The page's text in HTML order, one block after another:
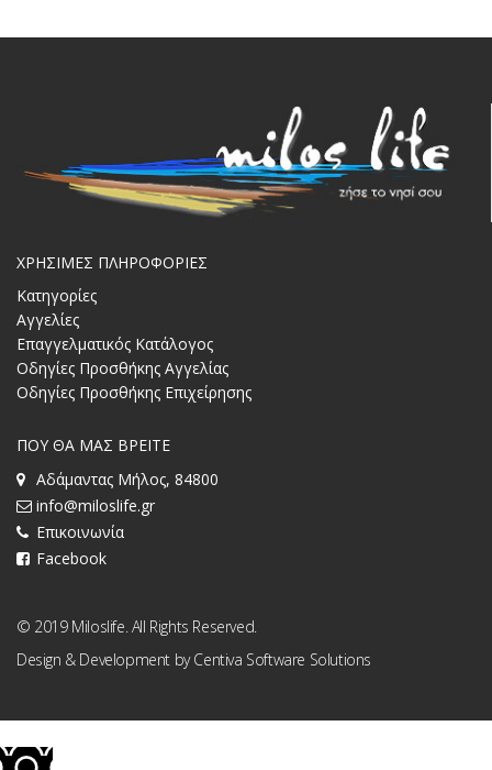
ΧΡΗΣΙΜΕΣ ΠΛΗΡΟΦΟΡΙΕΣ
Κατηγορίες
Αγγελίες
Επαγγελματικός Κατάλογος
Οδηγίες Προσθήκης Αγγελίας
Οδηγίες Προσθήκης Επιχείρησης
ΠΟΥ ΘΑ ΜΑΣ ΒΡΕΙΤΕ
Αδάμαντας Μήλος, 84800
info@miloslife.gr
Επικοινωνία
Facebook
© 2019 Miloslife. All Rights Reserved.
Design & Development byCentiva Software Solutions